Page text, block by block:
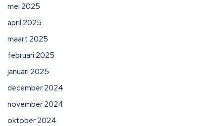
mei 2025
april 2025
maart 2025
februari 2025
januari 2025
december 2024
november 2024
oktober 2024